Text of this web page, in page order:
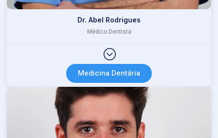
Dr. Abel Rodrigues
Médico Dentista
Medicina Dentária